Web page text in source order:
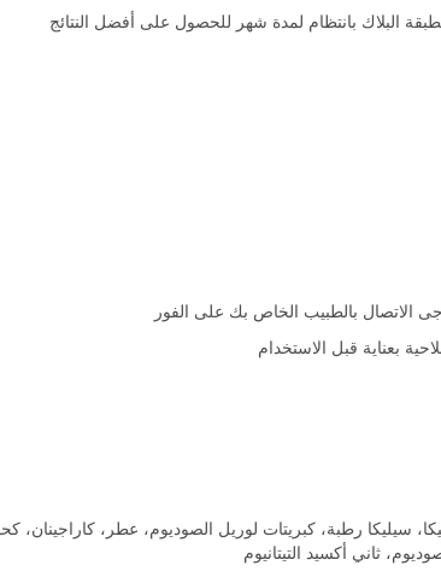
البلاك بانتظام لمدة شهر للحصول على أفضل النتائج
بالطبيب الخاص بك على الفور
بعناية قبل الاستخدام
سيليكا رطبة، كبريتات لوريل الصوديوم، عطر، كاراجينان،
ثاني أكسيد التيتانيوم